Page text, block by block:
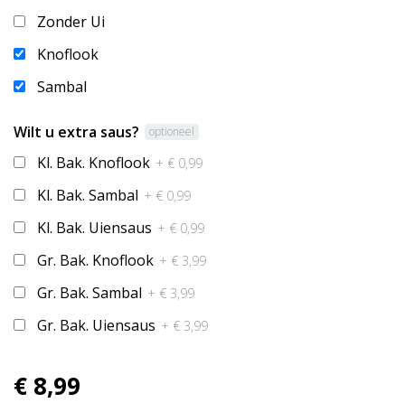
Zonder Ui
Knoflook
Sambal
Wilt u extra saus? optioneel
Kl. Bak. Knoflook + € 0,99
Kl. Bak. Sambal + € 0,99
Kl. Bak. Uiensaus + € 0,99
Gr. Bak. Knoflook + € 3,99
Gr. Bak. Sambal + € 3,99
Gr. Bak. Uiensaus + € 3,99
€ 8,99